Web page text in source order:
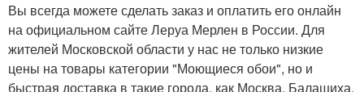
Вы всегда можете сделать заказ и оплатить его онлайн
на официальном сайте Леруа Мерлен в России. Для
жителей Московской области у нас не только низкие
цены на товары категории "Моющиеся обои", но и
быстрая доставка в такие города, как Москва, Балашиха,